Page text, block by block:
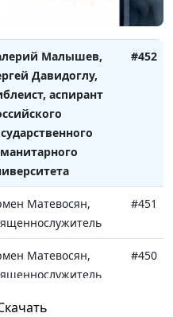
Малышев,
Давидоглу,
аспирант
#452
Матевосян,
#451
Матевосян,
#450
Матевосян,